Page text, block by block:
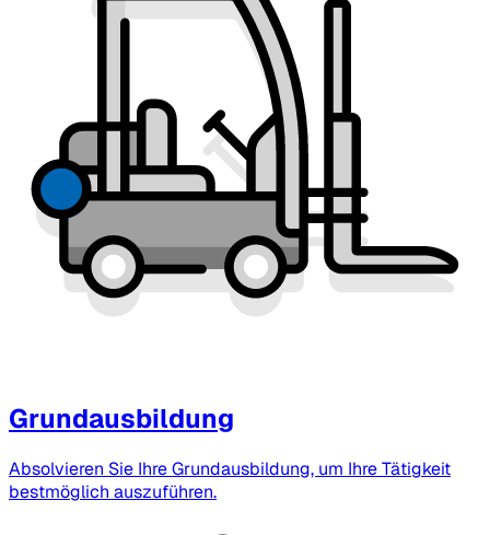
Grundausbildung
Absolvieren Sie Ihre Grundausbildung, um Ihre Tätigkeit
bestmöglich auszuführen.